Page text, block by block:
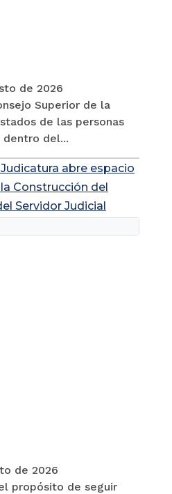
de 2026
Superior de la
de las personas
del...
abre espacio
Construcción del
Servidor Judicial
de 2026
propósito de seguir